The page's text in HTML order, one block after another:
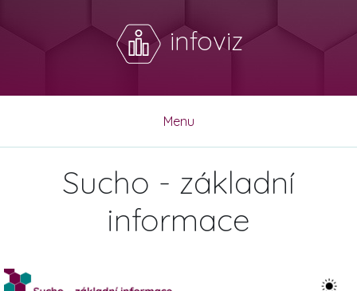
infoviz
Menu
Sucho - základní
informace